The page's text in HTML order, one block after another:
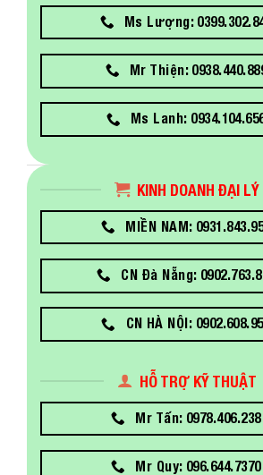
Ms Lượng:
Mr Thiện:
Ms Lanh:
KINH DOANH ĐẠI LÝ
MIỀN NAM:
CN Đà Nẵng:
CN HÀ NỘI:
HỖ TRỢ KỸ THUẬT
Mr Tấn: 0978.406.238
Mr Quy: 096.644.7370